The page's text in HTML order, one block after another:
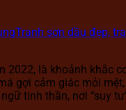
Tranh sơn dầu đẹp,
2022, là khoảnh khắc
gợi cảm giác mỏi
tinh thần, nơi “suy